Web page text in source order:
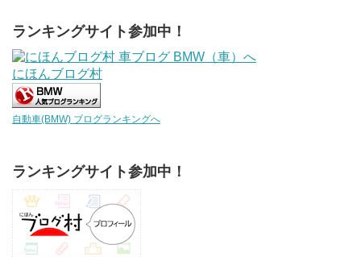
ランキングサイト参加中！
にほんブログ村
自動車(BMW) ブログランキングへ
ランキングサイト参加中！